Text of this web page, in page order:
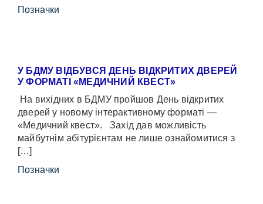
Позначки
У БДМУ ВІДБУВСЯ ДЕНЬ ВІДКРИТИХ ДВЕРЕЙ
У ФОРМАТІ «МЕДИЧНИЙ КВЕСТ»
На вихідних в БДМУ пройшов День відкритих
дверей у новому інтерактивному форматі —
«Медичний квест». Захід дав можливість
майбутнім абітурієнтам не лише ознайомитися з
[…]
Позначки